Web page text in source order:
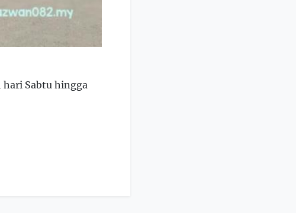
hari Sabtu hingga